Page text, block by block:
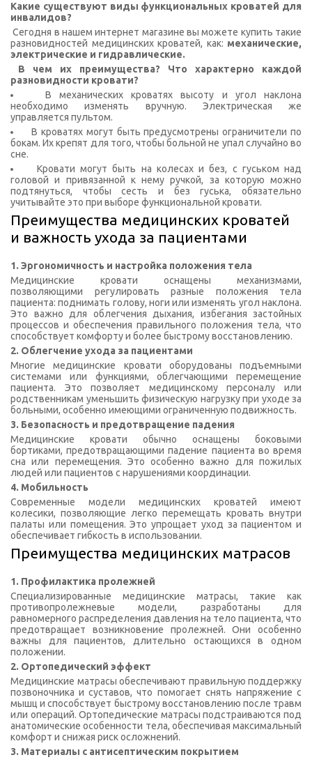
Какие существуют виды функциональных кроватей для
инвалидов?
Сегодня в нашем интернет магазине вы можете купить такие
разновидностей медицинских кроватей, как: механические,
электрические и гидравлические.
В чем их преимущества? Что характерно каждой
разновидности кровати?
В механических кроватях высоту и угол наклона
необходимо изменять вручную. Электрическая же
управляется пультом.
В кроватях могут быть предусмотрены ограничители по
бокам. Их крепят для того, чтобы больной не упал случайно во
сне.
Кровати могут быть на колесах и без, с гуськом над
головой и привязанной к нему ручкой, за которую можно
подтянуться, чтобы сесть и без гуська, обязательно
учитывайте это при выборе функциональной кровати.
Преимущества медицинских кроватей
и важность ухода за пациентами
1. Эргономичность и настройка положения тела
Медицинские кровати оснащены механизмами,
позволяющими регулировать разные положения тела
пациента: поднимать голову, ноги или изменять угол наклона.
Это важно для облегчения дыхания, избегания застойных
процессов и обеспечения правильного положения тела, что
способствует комфорту и более быстрому восстановлению.
2. Облегчение ухода за пациентами
Многие медицинские кровати оборудованы подъемными
системами или функциями, облегчающими перемещение
пациента. Это позволяет медицинскому персоналу или
родственникам уменьшить физическую нагрузку при уходе за
больными, особенно имеющими ограниченную подвижность.
3. Безопасность и предотвращение падения
Медицинские кровати обычно оснащены боковыми
бортиками, предотвращающими падение пациента во время
сна или перемещения. Это особенно важно для пожилых
людей или пациентов с нарушениями координации.
4. Мобильность
Современные модели медицинских кроватей имеют
колесики, позволяющие легко перемещать кровать внутри
палаты или помещения. Это упрощает уход за пациентом и
обеспечивает гибкость в использовании.
Преимущества медицинских матрасов
1. Профилактика пролежней
Специализированные медицинские матрасы, такие как
противопролежневые модели, разработаны для
равномерного распределения давления на тело пациента, что
предотвращает возникновение пролежней. Они особенно
важны для пациентов, длительно остающихся в одном
положении.
2. Ортопедический эффект
Медицинские матрасы обеспечивают правильную поддержку
позвоночника и суставов, что помогает снять напряжение с
мышц и способствует быстрому восстановлению после травм
или операций. Ортопедические матрасы подстраиваются под
анатомические особенности тела, обеспечивая максимальный
комфорт и снижая риск осложнений.
3. Материалы с антисептическим покрытием